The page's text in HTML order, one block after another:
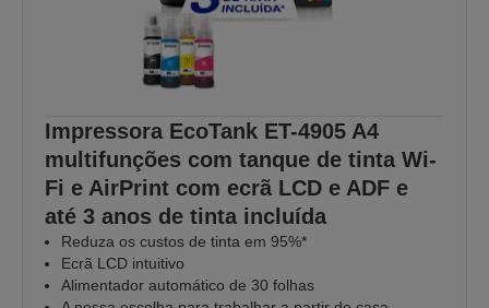
Impressora EcoTank ET-4905 A4
multifunções com tanque de tinta Wi-
Fi e AirPrint com ecrã LCD e ADF e
até 3 anos de tinta incluída
Reduza os custos de tinta em 95%*
Ecrã LCD intuitivo
Alimentador automático de 30 folhas